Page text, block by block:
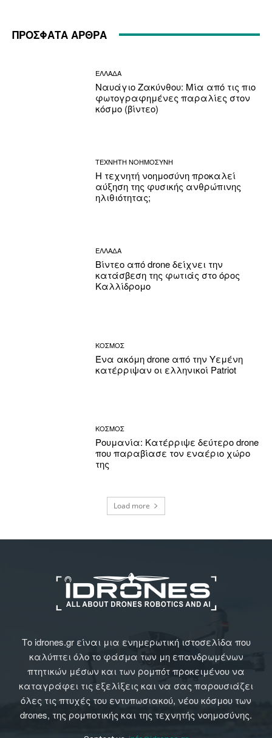
ΠΡΟΣΦΑΤΑ ΑΡΘΡΑ
ΕΛΛΑΔΑ
Ναυάγιο Ζακύνθου: Μία από τις πιο
φωτογραφημένες παραλίες στον
κόσμο (βίντεο)
ΤΕΧΝΗΤΗ ΝΟΗΜΟΣΥΝΗ
Η τεχνητή νοημοσύνη προκαλεί
αύξηση της φυσικής ανθρώπινης
ηλιθιότητας;
ΕΛΛΑΔΑ
Βίντεο από drone δείχνει την
κατάσβεση της φωτιάς στο όρος
Καλλίδρομο
ΚΟΣΜΟΣ
Ένα ακόμη drone από την Υεμένη
κατέρριψαν οι ελληνικοί Patriot
ΚΟΣΜΟΣ
Ρουμανία: Κατέρριψε δεύτερο drone
που παραβίασε τον εναέριο χώρο
της
Load more
Το idrones.gr είναι μια ενημερωτική ιστοσελίδα που
καλύπτει όλο το φάσμα των μη επανδρωμένων
πτητικών μέσων και των ρομπότ προκειμένου να
καταγράφει τις εξελίξεις και να σας παρουσιάζει
όλες τις πτυχές του εντυπωσιακού, νέου κόσμου των
drones, της ρομποτικής και της τεχνητής νοημοσύνης.